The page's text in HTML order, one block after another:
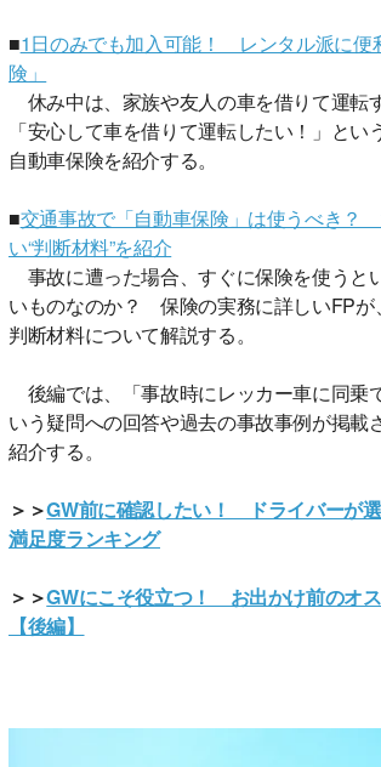
■1日のみでも加入可能！ レンタル派に便
険」
休み中は、家族や友人の車を借りて運転
「安心して車を借りて運転したい！」とい
自動車保険を紹介する。
■交通事故で「自動車保険」は使うべき？
い“判断材料”を紹介
事故に遭った場合、すぐに保険を使うと
いものなのか？ 保険の実務に詳しいFPが
判断材料について解説する。
後編では、「事故時にレッカー車に同乗
いう疑問への回答や過去の事故事例が掲載
紹介する。
＞＞GW前に確認したい！ ドライバーが選
満足度ランキング
＞＞GWにこそ役立つ！ お出かけ前のオス
【後編】